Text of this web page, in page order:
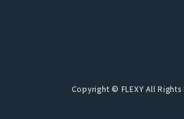
Copyright © FLEXY All Rights